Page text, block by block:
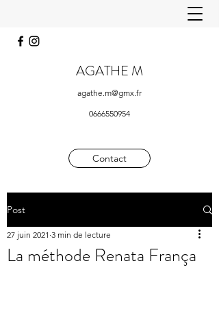
AGATHE M
agathe.m@gmx.fr
0666550954
Contact
Post
La méthode Renata França
27 juin 2021 3 min de lecture